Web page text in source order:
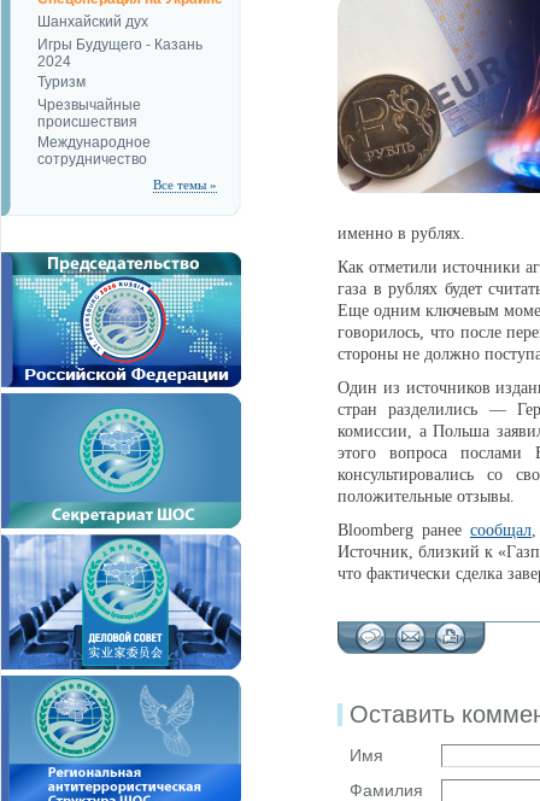
Шанхайский дух
Игры Будущего - Казань
2024
Туризм
Чрезвычайные
происшествия
Международное
сотрудничество
Все темы »
именно в рублях.
Как отметили источники
газа в рублях будет
Еще одним ключевым
говорилось, что после
стороны не должно
Один из источников
стран разделились —
комиссии, а Польша
этого вопроса послами
консультировались со
положительные отзывы.
Bloomberg ранее сообщал,
Источник, близкий к
что фактически сделка
Оставить
Имя
Фамилия